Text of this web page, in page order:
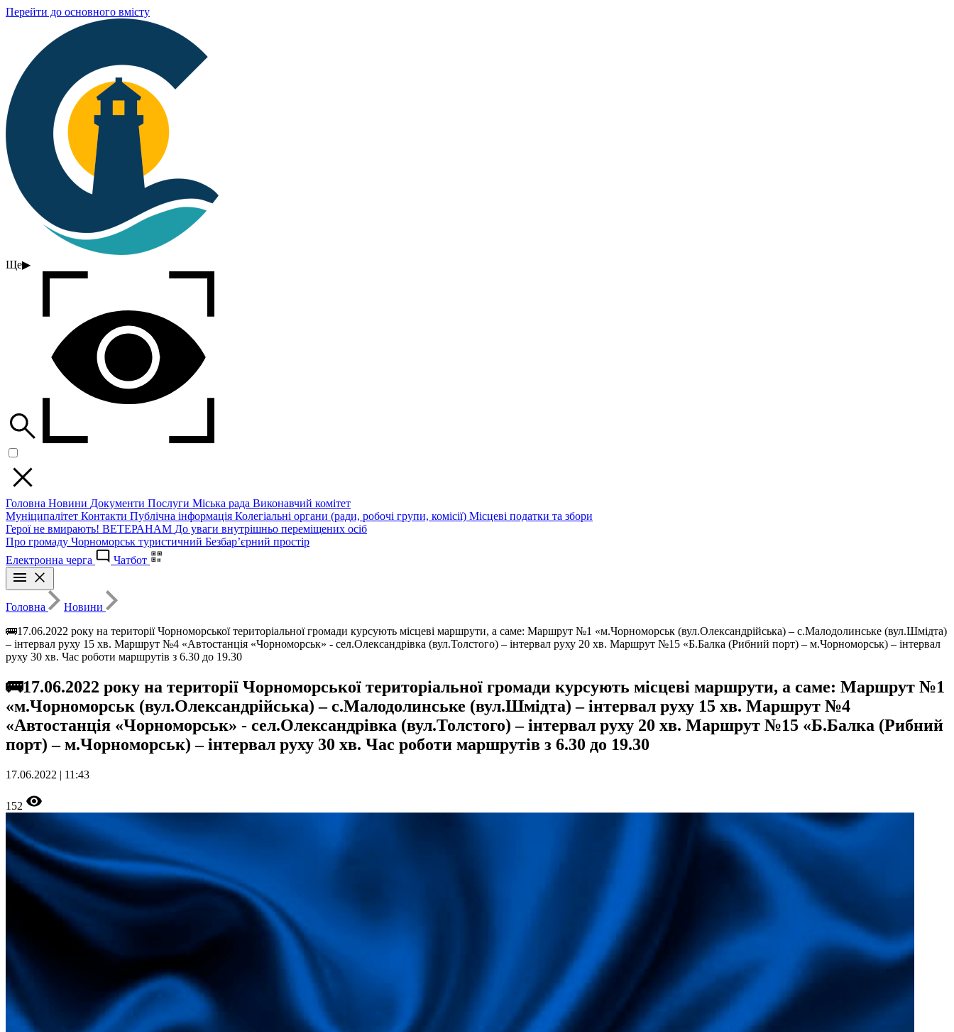
Перейти до основного вмісту
Ще▶
Головна Новини Документи Послуги Міська рада Виконавчий комітет
Муніципалітет Контакти Публічна інформація Колегіальні органи (ради, робочі групи, комісії) Місцеві податки та збори
Герої не вмирають! ВЕТЕРАНАМ До уваги внутрішньо переміщених осіб
Про громаду Чорноморськ туристичний Безбар’єрний простір
Електронна черга
Чатбот
Головна
Новини
🚌17.06.2022 року на території Чорноморської територіальної громади курсують місцеві маршрути, а саме: Маршрут №1 «м.Чорноморськ (вул.Олександрійська) – с.Малодолинське (вул.Шмідта)
– інтервал руху 15 хв. Маршрут №4 «Автостанція «Чорноморськ» - сел.Олександрівка (вул.Толстого) – інтервал руху 20 хв. Маршрут №15 «Б.Балка (Рибний порт) – м.Чорноморськ) – інтервал
руху 30 хв. Час роботи маршрутів з 6.30 до 19.30
🚌17.06.2022 року на території Чорноморської територіальної громади курсують місцеві маршрути, а саме: Маршрут №1
«м.Чорноморськ (вул.Олександрійська) – с.Малодолинське (вул.Шмідта) – інтервал руху 15 хв. Маршрут №4
«Автостанція «Чорноморськ» - сел.Олександрівка (вул.Толстого) – інтервал руху 20 хв. Маршрут №15 «Б.Балка (Рибний
порт) – м.Чорноморськ) – інтервал руху 30 хв. Час роботи маршрутів з 6.30 до 19.30
17.06.2022 | 11:43
152